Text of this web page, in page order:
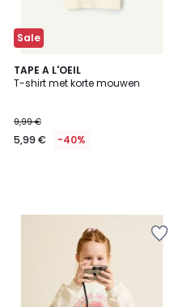
Sale
TAPE A L'OEIL
T-shirt met korte mouwen
9,99 €
5,99 € -40%